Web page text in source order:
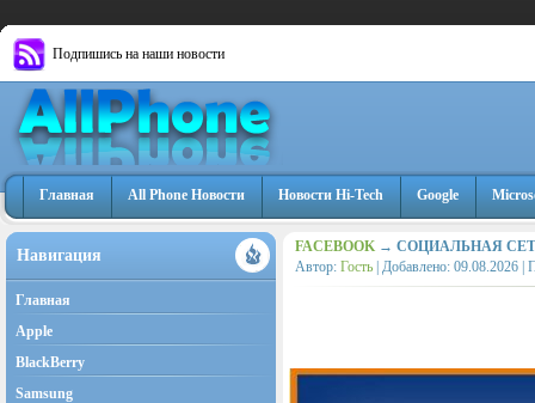
Подпишись на наши новости
Главная All Phone Новости Новости Hi-Tech Google
FACEBOOK → СОЦИАЛЬНАЯ
Автор: Гость | Добавлено: 09.08.2026 |
Навигация
Главная
Apple
BlackBerry
Samsung